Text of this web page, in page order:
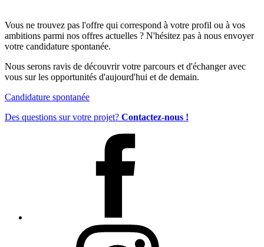
Vous ne trouvez pas l'offre qui correspond à votre profil ou à vos
ambitions parmi nos offres actuelles ? N'hésitez pas à nous envoyer
votre candidature spontanée.
Nous serons ravis de découvrir votre parcours et d'échanger avec
vous sur les opportunités d'aujourd'hui et de demain.
Candidature spontanée
Des questions sur votre projet? Contactez-nous !